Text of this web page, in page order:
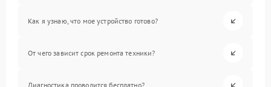
Как я узнаю, что мое устройство готово?
От чего зависит срок ремонта техники?
Диагностика проводится бесплатно?